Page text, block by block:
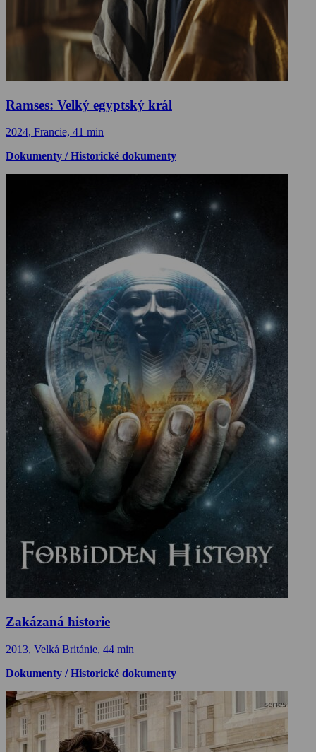
Ramses: Velký egyptský král
2024, Francie, 41 min
Dokumenty / Historické dokumenty
Zakázaná historie
2013, Velká Británie, 44 min
Dokumenty / Historické dokumenty